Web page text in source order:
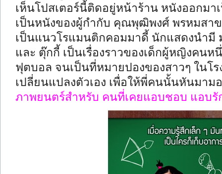
เห็นโปสเตอร์นี้ติดอยู่หน้าร้าน หนังออกมา
เป็นหนังของผู้กำกับ คุณพุฒิพงศ์ พรหมสา
เป็นแนวโรแมนติกคอมมาดี้ นักแสดงนำมี
และ ตุ๊กกี้ เป็นเรื่องราวของเด็กผู้หญิงคน
ฟุตบอล จนเป็นที่หมายปองของสาวๆ ในโ
เปลี่ยนแปลงตัวเอง เพื่อให้พี่คนนั้นหันมาม
ภาพยนตร์สำหรับ คนที่เคยแอบชอบ แอบ